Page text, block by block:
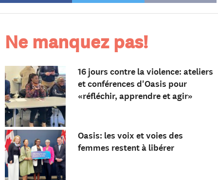
Ne manquez pas!
16 jours contre la violence: ateliers
et conférences d'Oasis pour
«réfléchir, apprendre et agir»
Oasis: les voix et voies des
femmes restent à libérer